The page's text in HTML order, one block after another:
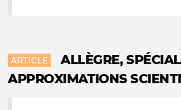
ARTICLE
ALLÈGRE,
APPROXIMATIONS